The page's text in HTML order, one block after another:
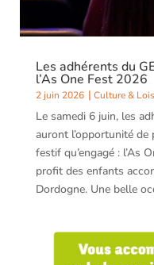
Les adhérents du
l’As One Fest 2026
2 juin 2026 Culture &
Le samedi 6 juin, les
auront l’opportunité de
festif qu’engagé : l’As
profit des enfants
Dordogne. Une belle